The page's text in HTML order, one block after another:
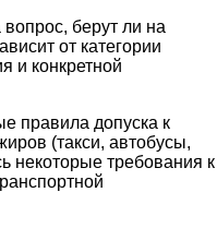
берут ли на
от категории
и конкретной
правила допуска к
(такси, автобусы,
некоторые требования к